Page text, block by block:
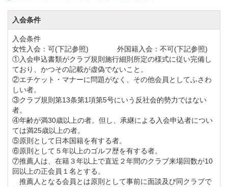
入会条件
入会条件
女性入会：可(下記参照) 外国籍入会：不可(下記参照)
①入会申込書類がクラブ規則施行細則所定の様式に従い完備し
ており、かつその記載が虚偽でないこと。
②エチケット・マナーに問題がなく、その他会員としてふさわ
しい者。
③クラブ規則第13条第1項第5号にいう反社会的勢力ではない
者。
④年齢が満30歳以上の者。但し、承継による入会申込者につい
ては満25歳以上の者。
⑤原則として日本国籍を有する者。
⑥原則として５年以上のゴルフ歴を有する者。
⑦推薦人は、在籍３年以上で直近２年間のクラブ来場回数が10
回以上の正会員１名とする。
推薦人となる会員とは原則として事前に面談及び同クラブで